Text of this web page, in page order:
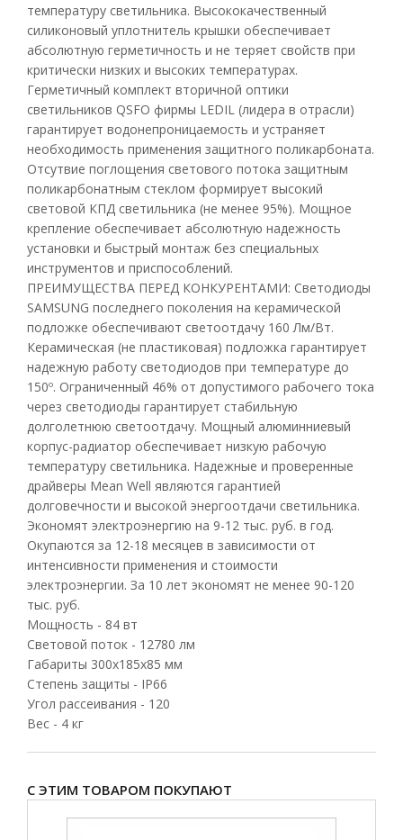
температуру светильника. Высококачественный
силиконовый уплотнитель крышки обеспечивает
абсолютную герметичность и не теряет свойств при
критически низких и высоких температурах.
Герметичный комплект вторичной оптики
светильников QSFO фирмы LEDIL (лидера в отрасли)
гарантирует водонепроницаемость и устраняет
необходимость применения защитного поликарбоната.
Отсутвие поглощения светового потока защитным
поликарбонатным стеклом формирует высокий
световой КПД светильника (не менее 95%). Мощное
крепление обеспечивает абсолютную надежность
установки и быстрый монтаж без специальных
инструментов и приспособлений.
ПРЕИМУЩЕСТВА ПЕРЕД КОНКУРЕНТАМИ: Светодиоды
SAMSUNG последнего поколения на керамической
подложке обеспечивают светоотдачу 160 Лм/Вт.
Керамическая (не пластиковая) подложка гарантирует
надежную работу светодиодов при температуре до
150º. Ограниченный 46% от допустимого рабочего тока
через светодиоды гарантирует стабильную
долголетнюю светоотдачу. Мощный алюминниевый
корпус-радиатор обеспечивает низкую рабочую
температуру светильника. Надежные и проверенные
драйверы Mean Well являются гарантией
долговечности и высокой энергоотдачи светильника.
Экономят электроэнергию на 9-12 тыс. руб. в год.
Окупаются за 12-18 месяцев в зависимости от
интенсивности применения и стоимости
электроэнергии. За 10 лет экономят не менее 90-120
тыс. руб.
Мощность - 84 вт
Световой поток - 12780 лм
Габариты 300х185х85 мм
Степень защиты - IP66
Угол рассеивания - 120
Вес - 4 кг
С ЭТИМ ТОВАРОМ ПОКУПАЮТ